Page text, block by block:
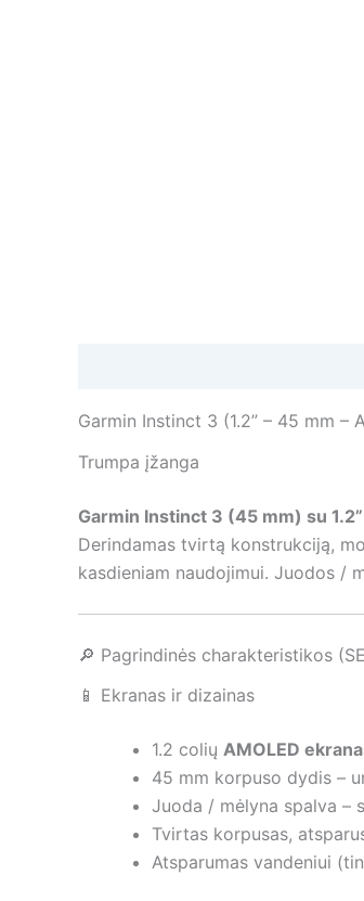
Garmin Instinct 3 (1.2” – 45 mm –
Trumpa įžanga
Garmin Instinct 3 (45 mm) su
Derindamas tvirtą konstrukciją,
kasdieniam naudojimui. Juodos /
🔎 Pagrindinės charakteristikos
📱 Ekranas ir dizainas
1.2 colių AMOLED
45 mm korpuso dydis –
Juoda / mėlyna spalva –
Tvirtas korpusas,
Atsparumas vandeniui